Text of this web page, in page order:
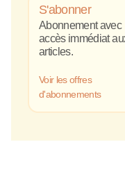
S'abonner
Abonnement avec
accès immédiat
articles.
Voir les offres
d'abonnements